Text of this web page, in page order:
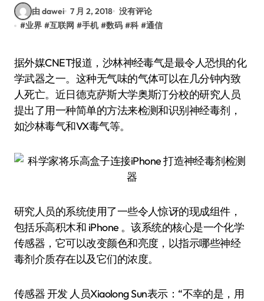
由 dawei 7 月 2, 2018 没有评论
#业界 #互联网 #手机 #数码 #科 #通信
据外媒CNET报道，沙林神经毒气是最令人恐惧的化
学武器之一。这种无气味的气体可以在几分钟内致
人死亡。近日德克萨斯大学奥斯汀分校的研究人员
提出了用一种简单的方法来检测和识别神经毒剂，
如沙林毒气和VX毒气等。
研究人员的系统使用了一些令人惊讶的现成组件，
包括乐高积木和 iPhone 。该系统的核心是一个化学
传感器，它可以改变颜色和亮度，以指示哪些神经
毒剂介质存在以及它们的浓度。
传感器 开发 人员Xiaolong Sun表示：“不幸的是，用